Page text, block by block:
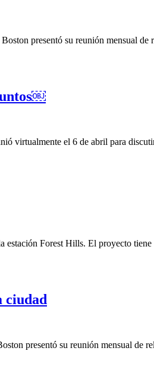
presentó su reunión mensual de
virtualmente el 6 de abril para
estación Forest Hills. El proyecto
ciudad
presentó su reunión mensual